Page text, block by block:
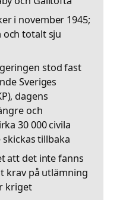
i november 1945;
totalt sju
stod fast
Sveriges
dagens
och
30 000 civila
tillbaka
att det inte fanns
krav på utlämning
kriget